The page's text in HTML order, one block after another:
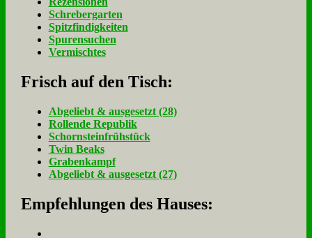
Schrebergarten
Spitzfindigkeiten
Spurensuchen
Vermischtes
Frisch auf den Tisch:
Ab­ge­liebt & aus­ge­setzt (28)
Rol­len­de Re­pu­blik
Schorn­stein­früh­stück
Twin Beaks
Gra­ben­kampf
Ab­ge­liebt & aus­ge­setzt (27)
Empfehlungen des Hauses: